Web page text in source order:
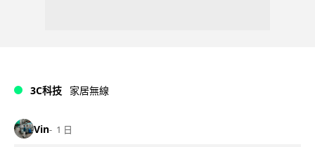
3C科技 家居無線
Vin 1 日